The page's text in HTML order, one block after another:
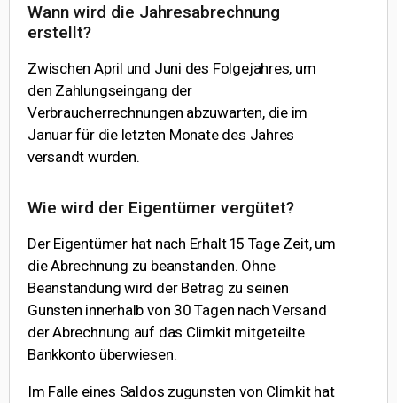
Wann wird die Jahresabrechnung
erstellt?
Zwischen April und Juni des Folgejahres, um
den Zahlungseingang der
Verbraucherrechnungen abzuwarten, die im
Januar für die letzten Monate des Jahres
versandt wurden.
Wie wird der Eigentümer vergütet?
Der Eigentümer hat nach Erhalt 15 Tage Zeit, um
die Abrechnung zu beanstanden. Ohne
Beanstandung wird der Betrag zu seinen
Gunsten innerhalb von 30 Tagen nach Versand
der Abrechnung auf das Climkit mitgeteilte
Bankkonto überwiesen.
Im Falle eines Saldos zugunsten von Climkit hat